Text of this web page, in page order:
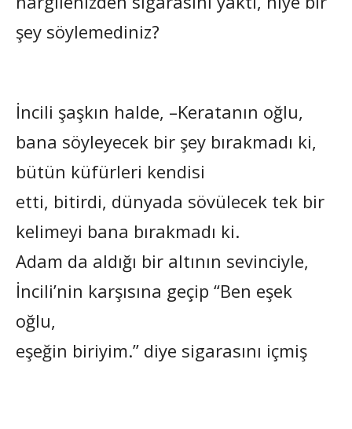
şey söylemediniz?
İncili şaşkın halde, –Keratanın oğlu,
bana söyleyecek bir şey bırakmadı ki,
bütün küfürleri kendisi
etti, bitirdi, dünyada sövülecek tek bir
kelimeyi bana bırakmadı ki.
Adam da aldığı bir altının sevinciyle,
İncili’nin karşısına geçip “Ben eşek
oğlu,
eşeğin biriyim.” diye sigarasını içmiş